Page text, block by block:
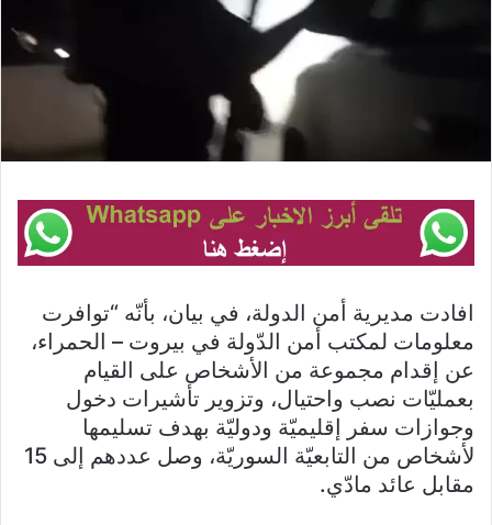
افادت مديرية أمن الدولة، في بيان، بأنّه “توافرت
معلومات لمكتب أمن الدّولة في بيروت – الحمراء،
عن إقدام مجموعة من الأشخاص على القيام
بعمليّات نصب واحتيال، وتزوير تأشيرات دخول
وجوازات سفر إقليميّة ودوليّة بهدف تسليمها
لأشخاص من التابعيّة السوريّة، وصل عددهم إلى 15
مقابل عائد مادّي.